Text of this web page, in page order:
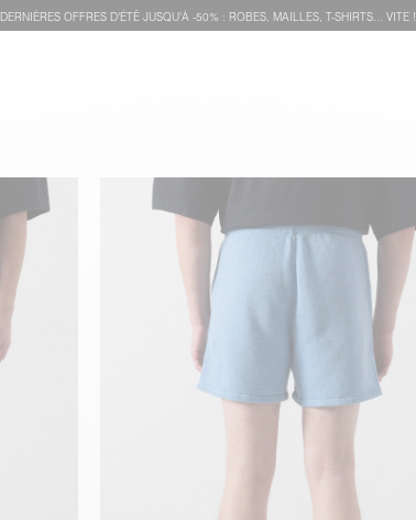
DERNIÈRES OFFRES D'ÉTÊ JUSQU'À -50% : ROBES, MAILLES, T-SHIRTS... VITE !